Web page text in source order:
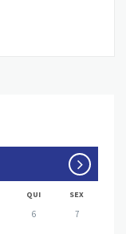
QUI SEX
6 7